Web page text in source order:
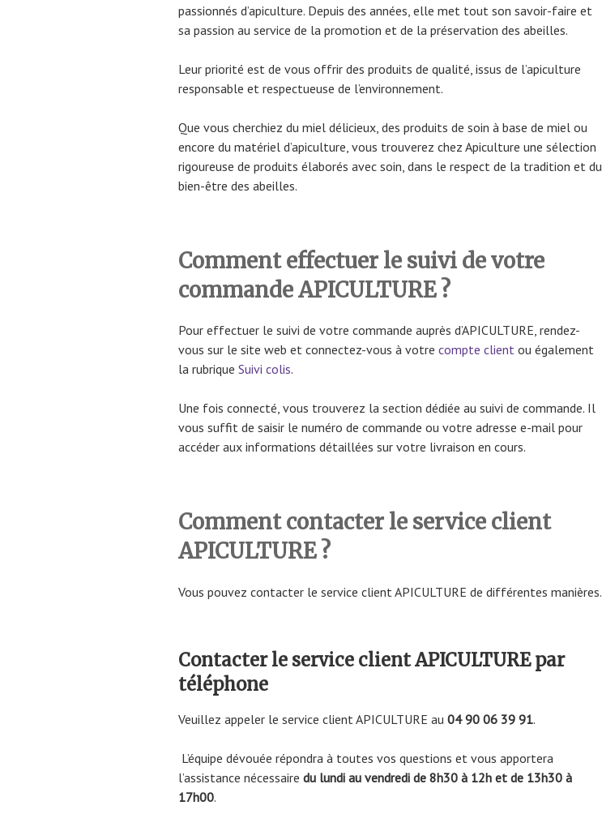
passionnés d’apiculture. Depuis des années, elle met tout son savoir-faire et
sa passion au service de la promotion et de la préservation des abeilles.
Leur priorité est de vous offrir des produits de qualité, issus de l’apiculture
responsable et respectueuse de l’environnement.
Que vous cherchiez du miel délicieux, des produits de soin à base de miel ou
encore du matériel d’apiculture, vous trouverez chez Apiculture une sélection
rigoureuse de produits élaborés avec soin, dans le respect de la tradition et du
bien-être des abeilles.
Comment effectuer le suivi de votre
commande APICULTURE ?
Pour effectuer le suivi de votre commande auprès d’APICULTURE, rendez-
vous sur le site web et connectez-vous à votre compte client ou également
la rubrique Suivi colis.
Une fois connecté, vous trouverez la section dédiée au suivi de commande. Il
vous suffit de saisir le numéro de commande ou votre adresse e-mail pour
accéder aux informations détaillées sur votre livraison en cours.
Comment contacter le service client
APICULTURE ?
Vous pouvez contacter le service client APICULTURE de différentes manières.
Contacter le service client APICULTURE par
téléphone
Veuillez appeler le service client APICULTURE au 04 90 06 39 91.
L’équipe dévouée répondra à toutes vos questions et vous apportera
l’assistance nécessaire du lundi au vendredi de 8h30 à 12h et de 13h30 à
17h00.